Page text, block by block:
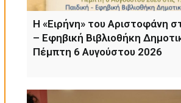
Η «Ειρήνη» του Αριστοφάνη
– Εφηβική Βιβλιοθήκη
Πέμπτη 6 Αυγούστου 2026